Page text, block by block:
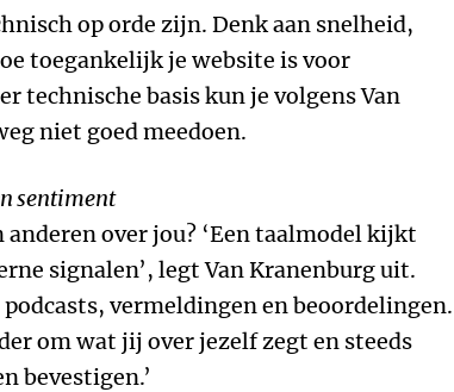
op orde zijn. Denk aan snelheid,
toegankelijk je website is voor
technische basis kun je volgens Van
niet goed meedoen.
sentiment
over jou? ‘Een taalmodel kijkt
signalen’, legt Van Kranenburg uit.
vermeldingen en beoordelingen.
om wat jij over jezelf zegt en steeds
bevestigen.’